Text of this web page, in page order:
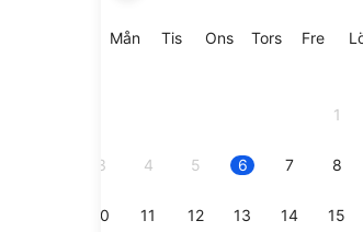
ärMånMåndag
TisTisdag
OnsOnsdag
TorsTorsdag
Fre
1
3 4 5 6 7 8
10 11 12 13 14 15